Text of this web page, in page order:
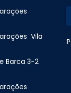
Vila
Barca 3-2